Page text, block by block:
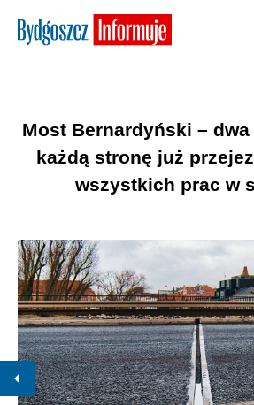
Most Bernardyński –
każdą stronę już
wszystkich prac w